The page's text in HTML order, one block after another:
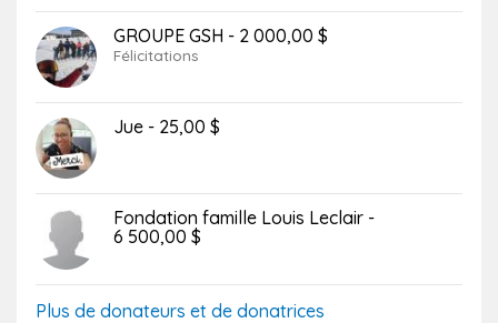
GROUPE GSH - 2 000,00 $
Félicitations
Jue - 25,00 $
Fondation famille Louis Leclair -
6 500,00 $
Plus de donateurs et de donatrices